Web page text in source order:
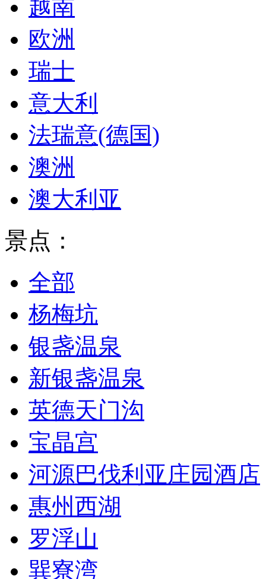
越南
欧洲
瑞士
意大利
法瑞意(德国)
澳洲
澳大利亚
景点：
全部
杨梅坑
银盏温泉
新银盏温泉
英德天门沟
宝晶宫
河源巴伐利亚庄园酒店
惠州西湖
罗浮山
巽寮湾